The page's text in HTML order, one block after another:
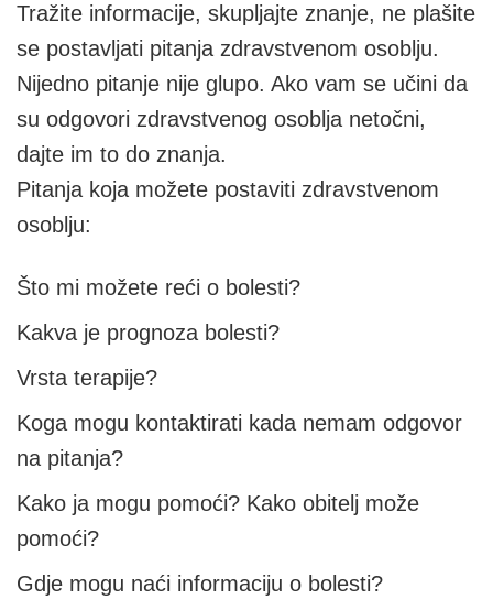
Tražite informacije, skupljajte znanje, ne plašite
se postavljati pitanja zdravstvenom osoblju.
Nijedno pitanje nije glupo. Ako vam se učini da
su odgovori zdravstvenog osoblja netočni,
dajte im to do znanja.
Pitanja koja možete postaviti zdravstvenom
osoblju:
Što mi možete reći o bolesti?
Kakva je prognoza bolesti?
Vrsta terapije?
Koga mogu kontaktirati kada nemam odgovor
na pitanja?
Kako ja mogu pomoći? Kako obitelj može
pomoći?
Gdje mogu naći informaciju o bolesti?